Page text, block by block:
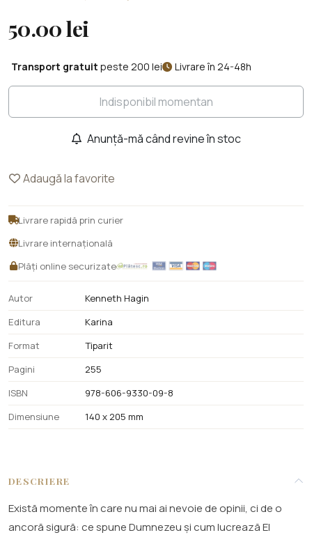
50.00 lei
Transport gratuit peste 200 lei Livrare în 24-48h
Indisponibil momentan
Anunță-mă când revine în stoc
Adaugă la favorite
Livrare rapidă prin curier
Livrare internațională
Plăți online securizate
Autor
Kenneth Hagin
Editura
Karina
Format
Tiparit
Pagini
255
ISBN
978-606-9330-09-8
Dimensiune
140 x 205 mm
DESCRIERE
Există momente în care nu mai ai nevoie de opinii, ci de o
ancoră sigură: ce spune Dumnezeu și cum lucrează El